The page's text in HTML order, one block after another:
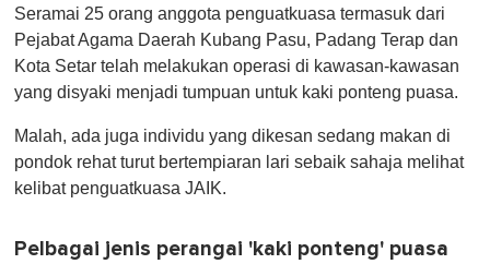
Seramai 25 orang anggota penguatkuasa termasuk dari
Pejabat Agama Daerah Kubang Pasu, Padang Terap dan
Kota Setar telah melakukan operasi di kawasan-kawasan
yang disyaki menjadi tumpuan untuk kaki ponteng puasa.
Malah, ada juga individu yang dikesan sedang makan di
pondok rehat turut bertempiaran lari sebaik sahaja melihat
kelibat penguatkuasa JAIK.
Pelbagai jenis perangai 'kaki ponteng' puasa